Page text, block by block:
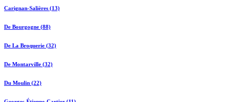
Carignan-Salières (13)
De Bourgogne (88)
De La Broquerie (32)
De Montarville (32)
Du Moulin (22)